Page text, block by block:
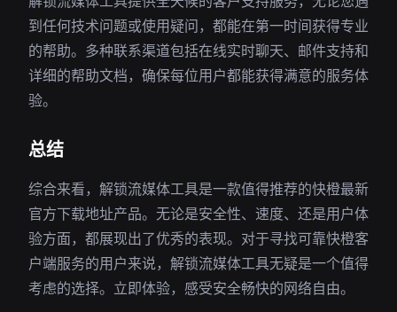
到任何技术问题或使用疑问，都能在第一时间获得专业
的帮助。多种联系渠道包括在线实时聊天、邮件支持和
详细的帮助文档，确保每位用户都能获得满意的服务体
验。
总结
综合来看，解锁流媒体工具是一款值得推荐的快橙最新
官方下载地址产品。无论是安全性、速度、还是用户体
验方面，都展现出了优秀的表现。对于寻找可靠快橙客
户端服务的用户来说，解锁流媒体工具无疑是一个值得
考虑的选择。立即体验，感受安全畅快的网络自由。